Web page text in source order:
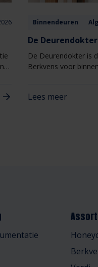
Binnendeuren
De Deurendokter
De Deurendokter is
Berkvens voor
Lees meer